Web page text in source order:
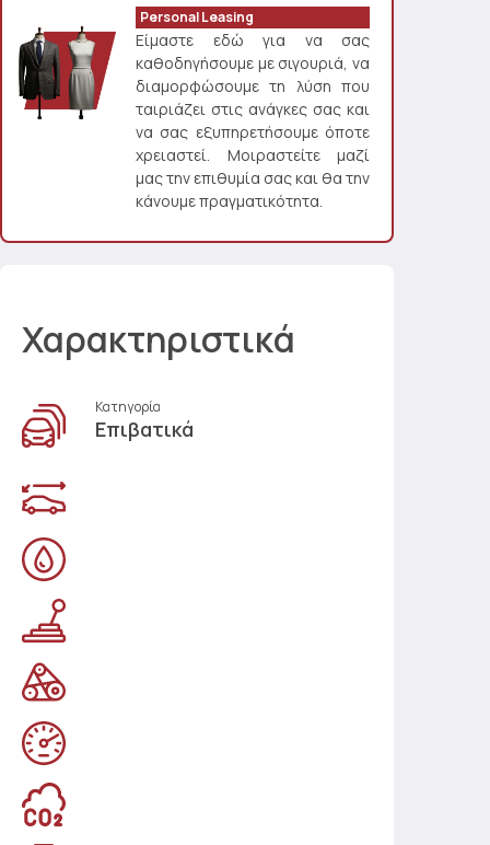
Personal Leasing
Είμαστε εδώ για να σας
καθοδηγήσουμε με σιγουριά, να
διαμορφώσουμε τη λύση που
ταιριάζει στις ανάγκες σας και
να σας εξυπηρετήσουμε όποτε
χρειαστεί. Μοιραστείτε μαζί
μας την επιθυμία σας και θα την
κάνουμε πραγματικότητα.
Χαρακτηριστικά
Κατηγορία
Επιβατικά